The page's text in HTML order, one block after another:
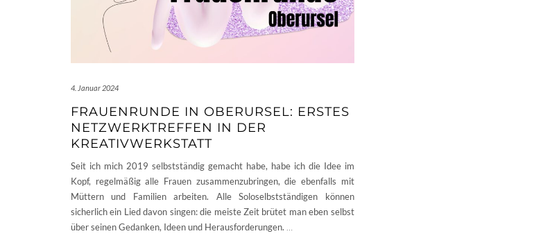
4. Januar 2024
FRAUENRUNDE IN OBERURSEL: ERSTES
NETZWERKTREFFEN IN DER
KREATIVWERKSTATT
Seit ich mich 2019 selbstständig gemacht habe, habe ich die Idee im
Kopf, regelmäßig alle Frauen zusammenzubringen, die ebenfalls mit
Müttern und Familien arbeiten. Alle Soloselbstständigen können
sicherlich ein Lied davon singen: die meiste Zeit brütet man eben selbst
über seinen Gedanken, Ideen und Herausforderungen.